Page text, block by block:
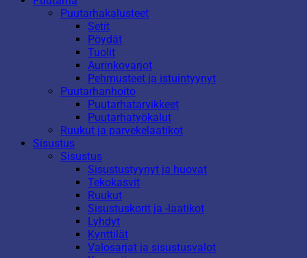
Puutarhakalusteet
Setit
Pöydät
Tuolit
Aurinkovarjot
Pehmusteet ja istuintyynyt
Puutarhanhoito
Puutarhatarvikkeet
Puutarhatyökalut
Ruukut ja parvekelaatikot
Sisustus
Sisustus
Sisustustyynyt ja huovat
Tekokasvit
Ruukut
Sisustuskorit ja -laatikot
Lyhdyt
Kynttilät
Valosarjat ja sisustusvalot